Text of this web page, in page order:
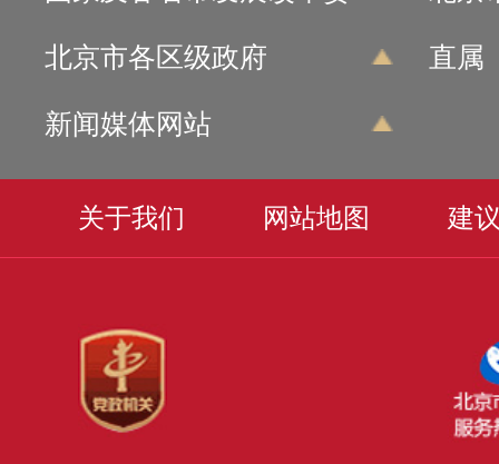
北京市各区级政府 直属
新闻媒体网站
关于我们 网站地图 建